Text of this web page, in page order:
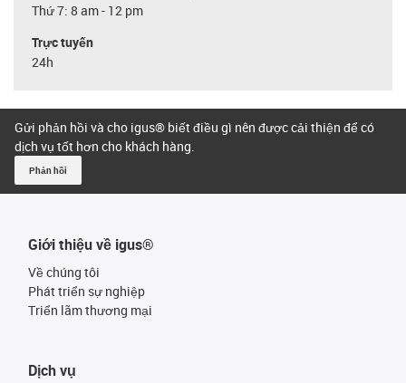
Thứ 7: 8 am - 12 pm
Trực tuyến
24h
Gửi phản hồi và cho igus® biết điều gì nên được cải thiện để có
dịch vụ tốt hơn cho khách hàng.
Phản hồi
Giới thiệu về igus®
Về chúng tôi
Phát triển sự nghiệp
Triển lãm thương mại
Dịch vụ